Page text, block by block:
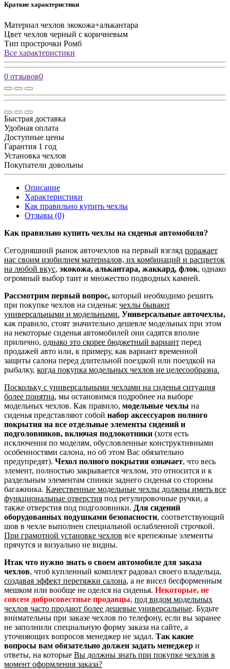
Краткие характеристики
Материал чехлов экокожа+алькантара
Цвет чехлов черный с коричневым
Тип прострочки Ромб
Все характеристики
0 отзывов0
Быстрая доставка
Удобная оплата
Доступные цены
Гарантия 1 год
Установка чехлов
Покупатели довольны
Описание
Характеристики
Как правильно купить чехлы
Отзывы (0)
Как правильно купить чехлы на сиденья автомобиля?
Сегодняшний рынок авточехлов на первый взгляд поражает
нас своим изобилием материалов, их комбинаций и расцветок
на любой вкус, экокожа, алькантара, жаккард, флок, однако
огромный выбор таит и множество подводных камней.
Рассмотрим первый вопрос, который необходимо решить
при покупке чехлов на сиденья: чехлы бывают
универсальными и модельными. Универсальные авточехлы,
как правило, стоят значительно дешевле модельных при этом
на некоторые сиденья автомобилей они садятся вполне
прилично, однако это скорее бюджетный вариант перед
продажей авто или, к примеру, как вариант временной
защиты салона перед длительной поездкой или поездкой на
рыбалку, когда покупка модельных чехлов не целесообразна.
Поскольку с универсальными чехлами на сиденья ситуация
более понятна, мы остановимся подробнее на выборе
модельных чехлов. Как правило, модельные чехлы на
сиденья представляют собой набор аксессуаров полного
покрытия на все отдельные элементы сидений и
подголовников, включая подлокотники (хотя есть
исключения по моделям, обусловленные конструктивными
особенностями салона, но об этом Вас обязательно
предупредят). Чехол полного покрытия означает, что весь
элемент, полностью закрывается чехлом, это относится и к
раздельным элементам спинки заднего сиденья со стороны
багажника. Качественные модельные чехлы должны иметь все
функциональные отверстия под регулировочные ручки, а
также отверстия под подголовники. Для сидений
оборудованных подушками безопасности, соответствующий
шов в чехле выполнен специальной ослабленной строчкой.
При грамотной установке чехлов все крепежные элементы
прячутся и визуально не видны.
Итак что нужно знать о своем автомобиле для заказа
чехлов, чтоб купленный комплект радовал своего владельца,
создавая эффект перетяжки салона, а не висел бесформенным
мешком или вообще не оделся на сиденья. Некоторые, не
совсем добросовестные продавцы, под видом модельных
чехлов часто продают более дешевые универсальные. Будьте
внимательны при заказе чехлов по телефону, если вы заранее
не заполнили специальную форму заказа на сайте, а
уточняющих вопросов менеджер не задал. Так какие
вопросы вам обязательно должен задать менеджер и
ответы, на которые Вы должны знать при покупке чехлов в
момент оформления заказа?